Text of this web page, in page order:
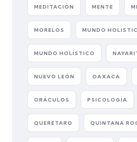
MEDITACIÓN MENTE
MORELOS MUNDO
MUNDO HOLÍSTICO
NUEVO LEÓN OAXACA
ORÁCULOS PSICOLOGÍA
QUERETARO QUINTANA